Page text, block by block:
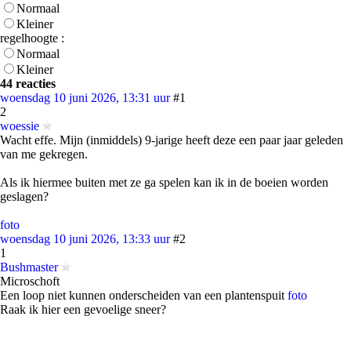
Normaal
Kleiner
regelhoogte :
Normaal
Kleiner
44 reacties
woensdag 10 juni 2026, 13:31 uur #1
2
woessie
Wacht effe. Mijn (inmiddels) 9-jarige heeft deze een paar jaar geleden
van me gekregen.
Als ik hiermee buiten met ze ga spelen kan ik in de boeien worden
geslagen?
foto
woensdag 10 juni 2026, 13:33 uur #2
1
Bushmaster
Microschoft
Een loop niet kunnen onderscheiden van een plantenspuit foto
Raak ik hier een gevoelige sneer?